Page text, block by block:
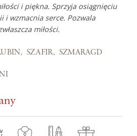
i piękna. Sprzyja osiągnięciu
i wzmacnia serce. Pozwala
miłości.
SZAFIR SZMARAGD